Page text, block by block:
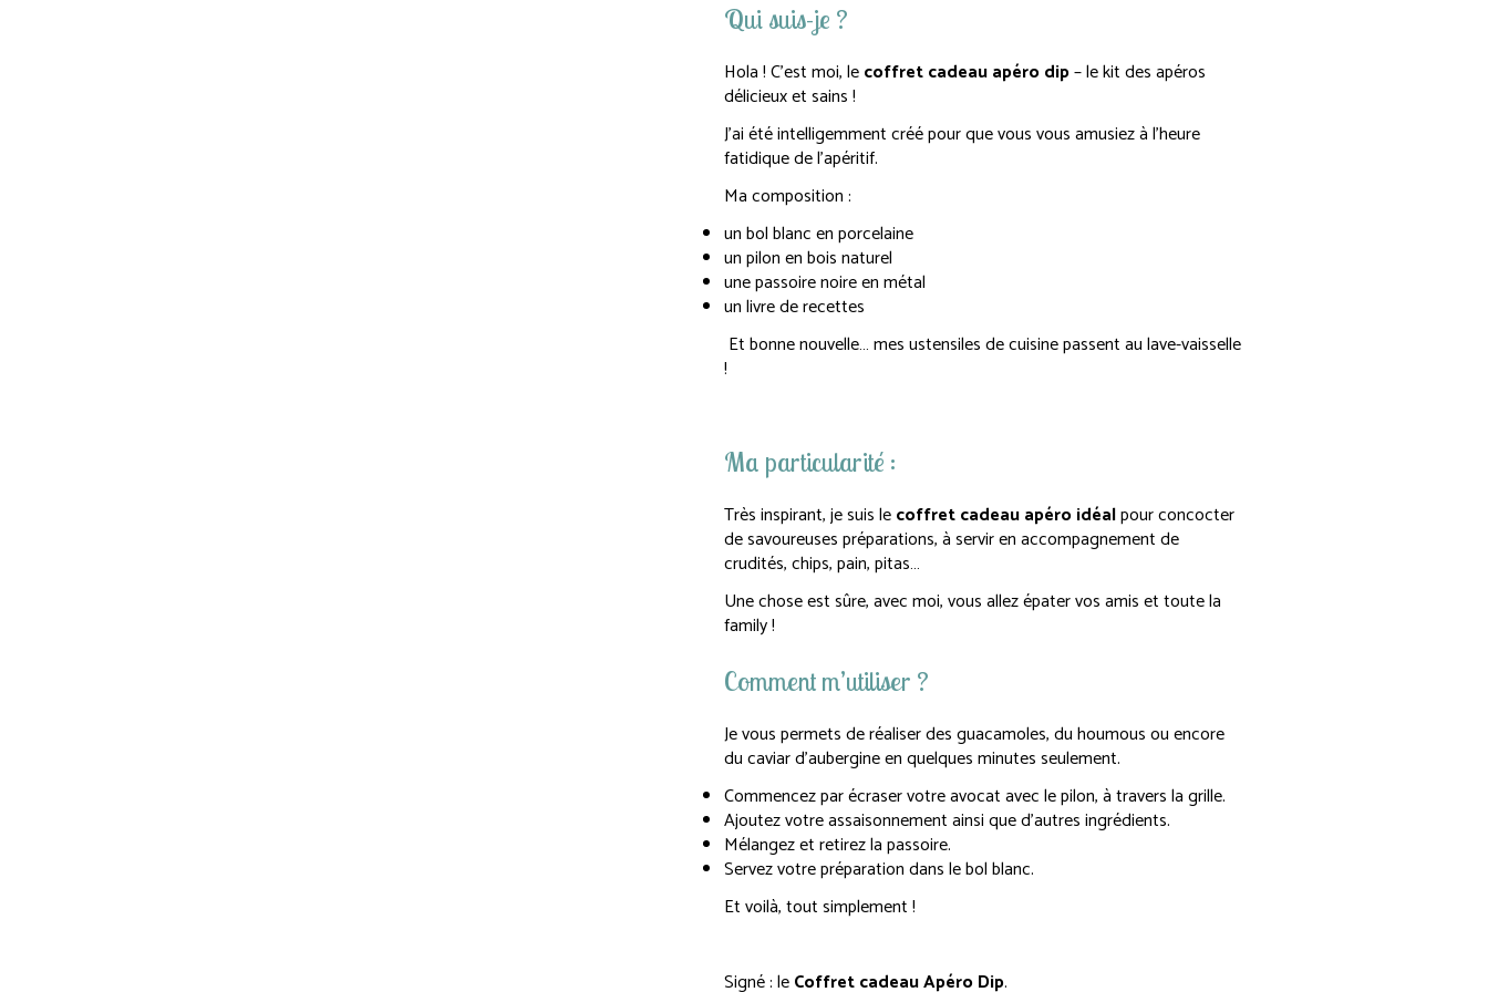
Qui suis-je ?
Hola ! C’est moi, lecoffret cadeau apéro dip– le kit des apéros
délicieux et sains !
J’ai été intelligemment créé pour que vous vous amusiez à l’heure
fatidique de l’apéritif.
Ma composition :
un bol blanc en porcelaine
un pilon en bois naturel
une passoire noire en métal
un livre de recettes
Et bonne nouvelle… mes ustensiles de cuisine passent au lave-vaisselle
!
Ma particularité :
Très inspirant, je suis lecoffret cadeau apéro idéalpour concocter
de savoureuses préparations, à servir en accompagnement de
crudités, chips, pain, pitas…
Une chose est sûre, avec moi, vous allez épater vos amis et toute la
family !
Comment m’utiliser ?
Je vous permets de réaliser des guacamoles, du houmous ou encore
du caviar d’aubergine en quelques minutes seulement.
Commencez par écraser votre avocat avec le pilon, à travers la grille.
Ajoutez votre assaisonnement ainsi que d’autres ingrédients.
Mélangez et retirez la passoire.
Servez votre préparation dans le bol blanc.
Et voilà, tout simplement !
Signé : leCoffret cadeau Apéro Dip.